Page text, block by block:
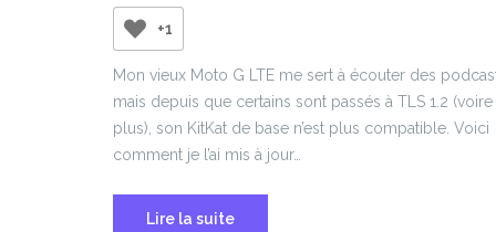
+1
Mon vieux Moto G LTE me sert à écouter des
mais depuis que certains sont passés à TLS 1.2 (voire
plus), son KitKat de base n’est plus compatible. Voici
comment je l’ai mis à jour…
Lire la suite